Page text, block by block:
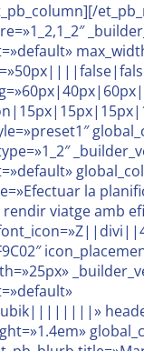
la
viatge amb